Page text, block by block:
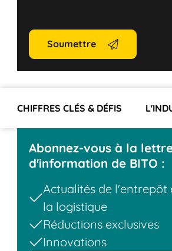
Soumettre
CHIFFRES CLÉS & DÉFIS
Abonnez-vous à la
d'information de BITO :
Actualités de l'entrepôt
la logistique
Réductions exclusives
Innovations